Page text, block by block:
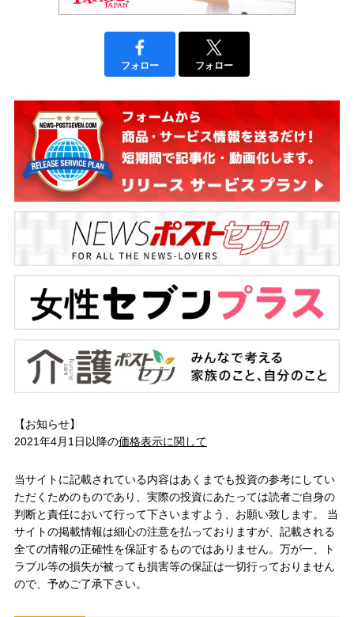
フォロー フォロー
【お知らせ】
2021年4月1日以降の価格表示に関して
当サイトに記載されている内容はあくまでも投資の参考にしてい
ただくためのものであり、実際の投資にあたっては読者ご自身の
判断と責任において行って下さいますよう、お願い致します。 当
サイトの掲載情報は細心の注意を払っておりますが、記載される
全ての情報の正確性を保証するものではありません。万が一、ト
ラブル等の損失が被っても損害等の保証は一切行っておりません
ので、予めご了承下さい。